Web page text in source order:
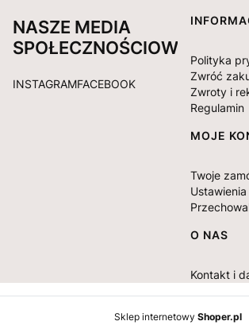
NASZE MEDIA
SPOŁECZNOŚCIOWE:
INSTAGRAMFACEBOOK
Polityka
Zwróć
Zwroty i
Regulamin
MOJE
Twoje
O NAS
Kontakt i
Sklep internetowy Shoper.pl